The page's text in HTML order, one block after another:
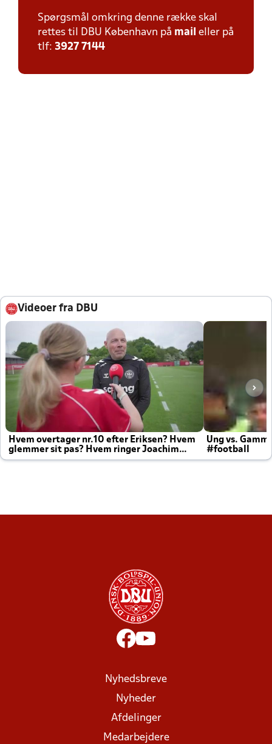
Spørgsmål omkring denne række skal
rettes til DBU København på mail eller på
tlf: 3927 7144
Videoer fra DBU
Hvem overtager nr.10 efter Eriksen? Hvem
glemmer sit pas? Hvem ringer Joachim
altid til efter kampe?
Ung vs.
#football
Nyhedsbreve
Nyheder
Afdelinger
Medarbejdere